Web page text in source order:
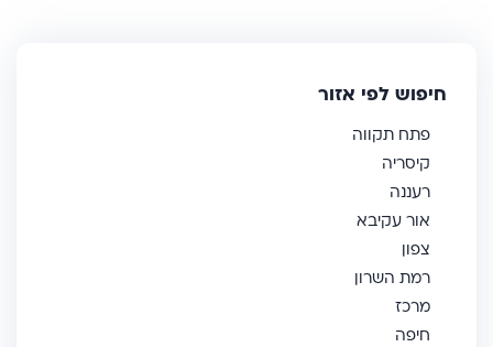
חיפוש לפי אזור
פתח תקווה
קיסריה
רעננה
אור עקיבא
צפון
רמת השרון
מרכז
חיפה